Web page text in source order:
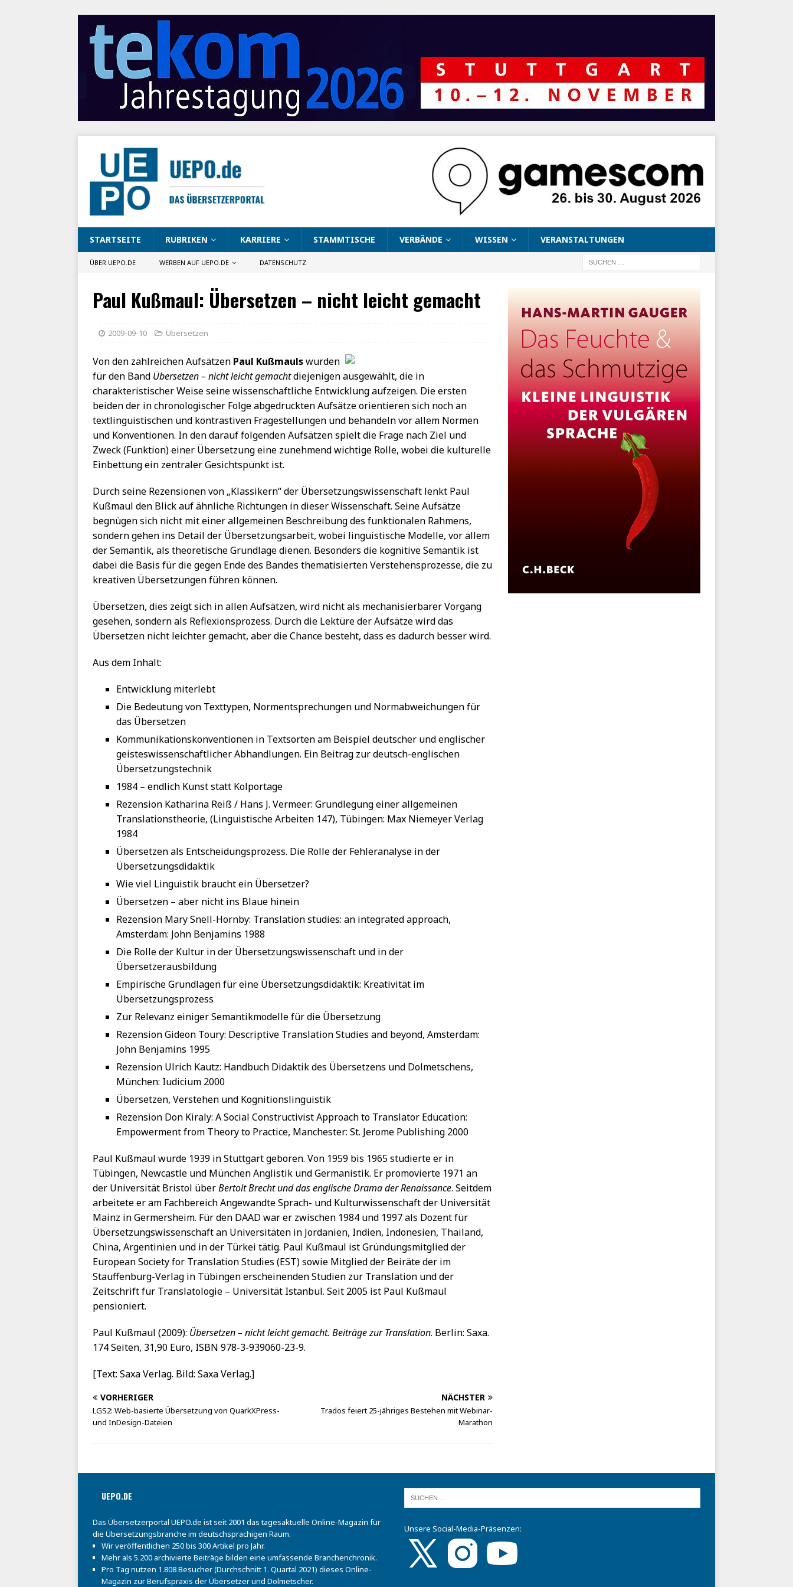
STARTSEITE RUBRIKEN KARRIERE STAMMTISCHE VERBÄNDE WISSEN VERANSTALTUNGEN
ÜBER UEPO.DE WERBEN AUF UEPO.DE DATENSCHUTZ
Paul Kußmaul: Übersetzen – nicht leicht gemacht
2009-09-10 Übersetzen
Von den zahlreichen Aufsätzen Paul Kußmaulswurden
für den Band Übersetzen – nicht leicht gemachtdiejenigen ausgewählt, die in
charakteristischer Weise seine wissenschaftliche Entwicklung aufzeigen. Die ersten
beiden der in chronologischer Folge abgedruckten Aufsätze orientieren sich noch an
textlinguistischen und kontrastiven Fragestellungen und behandeln vor allem Normen
und Konventionen. In den darauf folgenden Aufsätzen spielt die Frage nach Ziel und
Zweck (Funktion) einer Übersetzung eine zunehmend wichtige Rolle, wobei die kulturelle
Einbettung ein zentraler Gesichtspunkt ist.
Durch seine Rezensionen von „Klassikern“ der Übersetzungswissenschaft lenkt Paul
Kußmaul den Blick auf ähnliche Richtungen in dieser Wissenschaft. Seine Aufsätze
begnügen sich nicht mit einer allgemeinen Beschreibung des funktionalen Rahmens,
sondern gehen ins Detail der Übersetzungsarbeit, wobei linguistische Modelle, vor allem
der Semantik, als theoretische Grundlage dienen. Besonders die kognitive Semantik ist
dabei die Basis für die gegen Ende des Bandes thematisierten Verstehensprozesse, die zu
kreativen Übersetzungen führen können.
Übersetzen, dies zeigt sich in allen Aufsätzen, wird nicht als mechanisierbarer Vorgang
gesehen, sondern als Reflexionsprozess. Durch die Lektüre der Aufsätze wird das
Übersetzen nicht leichter gemacht, aber die Chance besteht, dass es dadurch besser wird.
Aus dem Inhalt:
Entwicklung miterlebt
Die Bedeutung von Texttypen, Normentsprechungen und Normabweichungen für
das Übersetzen
Kommunikationskonventionen in Textsorten am Beispiel deutscher und englischer
geisteswissenschaftlicher Abhandlungen. Ein Beitrag zur deutsch-englischen
Übersetzungstechnik
1984 – endlich Kunst statt Kolportage
Rezension Katharina Reiß / Hans J. Vermeer: Grundlegung einer allgemeinen
Translationstheorie, (Linguistische Arbeiten 147), Tübingen: Max Niemeyer Verlag
1984
Übersetzen als Entscheidungsprozess. Die Rolle der Fehleranalyse in der
Übersetzungsdidaktik
Wie viel Linguistik braucht ein Übersetzer?
Übersetzen – aber nicht ins Blaue hinein
Rezension Mary Snell-Hornby: Translation studies: an integrated approach,
Amsterdam: John Benjamins 1988
Die Rolle der Kultur in der Übersetzungswissenschaft und in der
Übersetzerausbildung
Empirische Grundlagen für eine Übersetzungsdidaktik: Kreativität im
Übersetzungsprozess
Zur Relevanz einiger Semantikmodelle für die Übersetzung
Rezension Gideon Toury: Descriptive Translation Studies and beyond, Amsterdam:
John Benjamins 1995
Rezension Ulrich Kautz: Handbuch Didaktik des Übersetzens und Dolmetschens,
München: Iudicium 2000
Übersetzen, Verstehen und Kognitionslinguistik
Rezension Don Kiraly: A Social Constructivist Approach to Translator Education:
Empowerment from Theory to Practice, Manchester: St. Jerome Publishing 2000
Paul Kußmaul wurde 1939 in Stuttgart geboren. Von 1959 bis 1965 studierte er in
Tübingen, Newcastle und München Anglistik und Germanistik. Er promovierte 1971 an
der Universität Bristol überBertolt Brecht und das englische Drama der Renaissance. Seitdem
arbeitete er am Fachbereich Angewandte Sprach- und Kulturwissenschaft der Universität
Mainz in Germersheim. Für den DAAD war er zwischen 1984 und 1997 als Dozent für
Übersetzungswissenschaft an Universitäten in Jordanien, Indien, Indonesien, Thailand,
China, Argentinien und in der Türkei tätig. Paul Kußmaul ist Gründungsmitglied der
European Society for Translation Studies (EST) sowie Mitglied der Beiräte der im
Stauffenburg-Verlag in Tübingen erscheinenden Studien zur Translation und der
Zeitschrift für Translatologie – Universität Istanbul. Seit 2005 ist Paul Kußmaul
pensioniert.
Paul Kußmaul (2009): Übersetzen – nicht leicht gemacht. Beiträge zur Translation. Berlin: Saxa.
174 Seiten, 31,90 Euro, ISBN 978-3-939060-23-9.
[Text: Saxa Verlag. Bild: Saxa Verlag.]
VORHERIGER
LGS2: Web-basierte Übersetzung von QuarkXPress-
und InDesign-Dateien
NÄCHSTER
Trados feiert 25-jähriges Bestehen mit Webinar-
Marathon
UEPO.DE
Das Übersetzerportal UEPO.de ist seit 2001 das tagesaktuelle Online-Magazin für
die Übersetzungsbranche im deutschsprachigen Raum.
Wir veröffentlichen 250 bis 300 Artikel pro Jahr.
Mehr als 5.200 archivierte Beiträge bilden eine umfassende Branchenchronik.
Pro Tag nutzen 1.808 Besucher (Durchschnitt 1. Quartal 2021) dieses Online-
Magazin zur Berufspraxis der Übersetzer und Dolmetscher.
Unsere Social-Media-Präsenzen: